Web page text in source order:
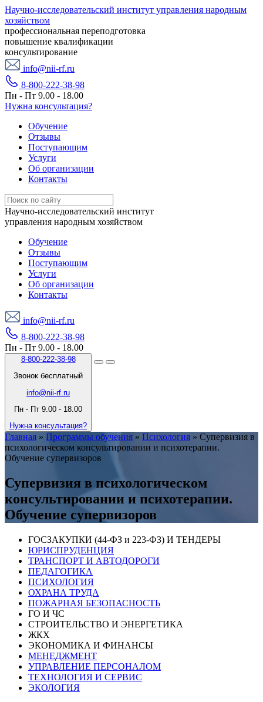
Научно-исследовательский институт управления народным
хозяйством
профессиональная переподготовка
повышение квалификации
консультирование
info@nii-rf.ru
8-800-222-38-98
Пн - Пт 9.00 - 18.00
Нужна консультация?
Обучение
Отзывы
Поступающим
Услуги
Об организации
Контакты
Научно-исследовательский институт
управления народным хозяйством
Обучение
Отзывы
Поступающим
Услуги
Об организации
Контакты
info@nii-rf.ru
8-800-222-38-98
Пн - Пт 9.00 - 18.00
8-800-222-38-98
Звонок бесплатный
info@nii-rf.ru
Пн - Пт 9.00 - 18.00
Нужна консультация?
Главная » Программы обучения » Психология » Супервизия в
психологическом консультировании и психотерапии.
Обучение супервизоров
Супервизия в психологическом
консультировании и психотерапии.
Обучение супервизоров
ГОСЗАКУПКИ (44-ФЗ и 223-ФЗ) И ТЕНДЕРЫ
ЮРИСПРУДЕНЦИЯ
ТРАНСПОРТ И АВТОДОРОГИ
ПЕДАГОГИКА
ПСИХОЛОГИЯ
ОХРАНА ТРУДА
ПОЖАРНАЯ БЕЗОПАСНОСТЬ
ГО И ЧС
СТРОИТЕЛЬСТВО И ЭНЕРГЕТИКА
ЖКХ
ЭКОНОМИКА И ФИНАНСЫ
МЕНЕДЖМЕНТ
УПРАВЛЕНИЕ ПЕРСОНАЛОМ
ТЕХНОЛОГИЯ И СЕРВИС
ЭКОЛОГИЯ